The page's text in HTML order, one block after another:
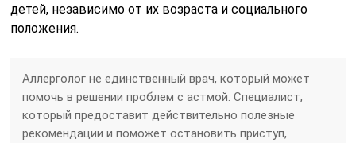
детей, независимо от их возраста и социального
положения.
Аллерголог не единственный врач, который может
помочь в решении проблем с астмой. Специалист,
который предоставит действительно полезные
рекомендации и поможет остановить приступ,